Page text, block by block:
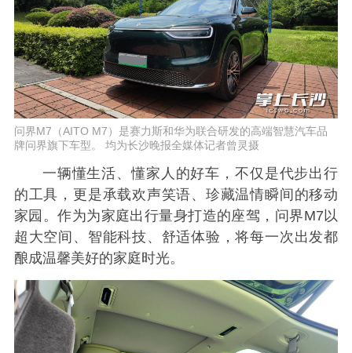
问界M7（AITO M7）是赛力斯和华为联合研发的高端智慧汽车品
牌问界旗下车型。 均为长沙晚报全媒体记者曾灵摄
一辆懂生活、懂家人的好车，不仅是代步出行
的工具，更是承载欢声笑语、珍藏温情瞬间的移动
家园。作为为家庭出行量身打造的座驾，问界M7以
超大空间、智能科技、舒适体验，将每一次出发都
酿成温馨美好的家庭时光。